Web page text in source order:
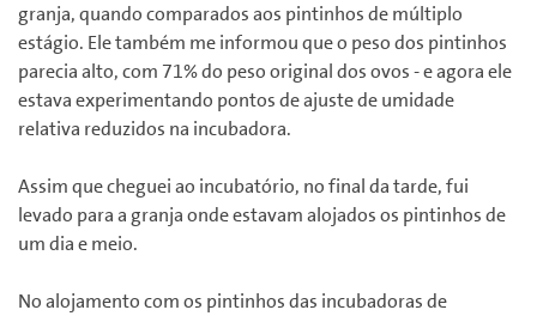
granja, quando comparados aos pintinhos de múltiplo
estágio. Ele também me informou que o peso dos pintinhos
parecia alto, com 71% do peso original dos ovos - e agora ele
estava experimentando pontos de ajuste de umidade
relativa reduzidos na incubadora.
Assim que cheguei ao incubatório, no final da tarde, fui
levado para a granja onde estavam alojados os pintinhos de
um dia e meio.
No alojamento com os pintinhos das incubadoras de